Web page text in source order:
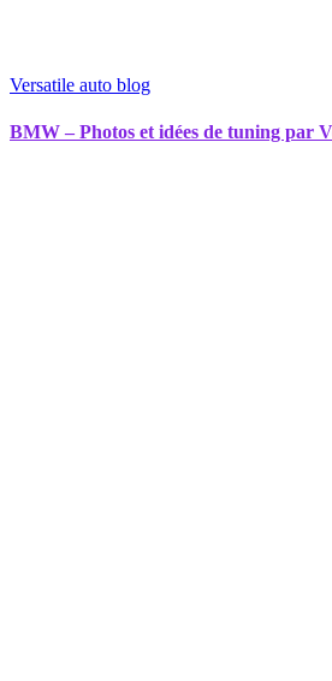
Versatile auto blog
BMW – Photos et idées de tuning par